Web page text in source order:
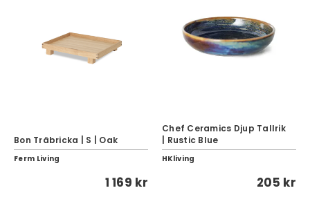
Bon Träbricka | S | Oak
Ferm Living
1 169 kr
Chef Ceramics Djup Tallrik
| Rustic Blue
HKliving
205 kr